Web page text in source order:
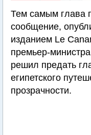
Тем самым глава
сообщение,
изданием Le
премьер-
решил предать
египетского
прозрачности.